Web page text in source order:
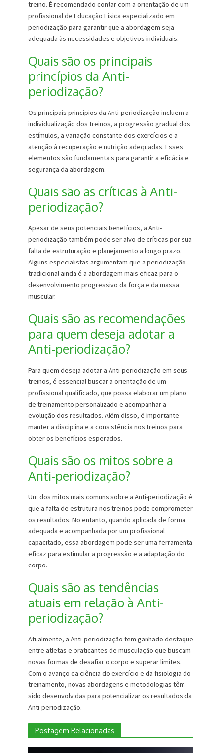
treino. É recomendado contar com a orientação de um
profissional de Educação Física especializado em
periodização para garantir que a abordagem seja
adequada às necessidades e objetivos individuais.
Quais são os principais
princípios da Anti-
periodização?
Os principais princípios da Anti-periodização incluem a
individualização dos treinos, a progressão gradual dos
estímulos, a variação constante dos exercícios e a
atenção à recuperação e nutrição adequadas. Esses
elementos são fundamentais para garantir a eficácia e
segurança da abordagem.
Quais são as críticas à Anti-
periodização?
Apesar de seus potenciais benefícios, a Anti-
periodização também pode ser alvo de críticas por sua
falta de estruturação e planejamento a longo prazo.
Alguns especialistas argumentam que a periodização
tradicional ainda é a abordagem mais eficaz para o
desenvolvimento progressivo da força e da massa
muscular.
Quais são as recomendações
para quem deseja adotar a
Anti-periodização?
Para quem deseja adotar a Anti-periodização em seus
treinos, é essencial buscar a orientação de um
profissional qualificado, que possa elaborar um plano
de treinamento personalizado e acompanhar a
evolução dos resultados. Além disso, é importante
manter a disciplina e a consistência nos treinos para
obter os benefícios esperados.
Quais são os mitos sobre a
Anti-periodização?
Um dos mitos mais comuns sobre a Anti-periodização é
que a falta de estrutura nos treinos pode comprometer
os resultados. No entanto, quando aplicada de forma
adequada e acompanhada por um profissional
capacitado, essa abordagem pode ser uma ferramenta
eficaz para estimular a progressão e a adaptação do
corpo.
Quais são as tendências
atuais em relação à Anti-
periodização?
Atualmente, a Anti-periodização tem ganhado destaque
entre atletas e praticantes de musculação que buscam
novas formas de desafiar o corpo e superar limites.
Com o avanço da ciência do exercício e da fisiologia do
treinamento, novas abordagens e metodologias têm
sido desenvolvidas para potencializar os resultados da
Anti-periodização.
Postagem Relacionadas